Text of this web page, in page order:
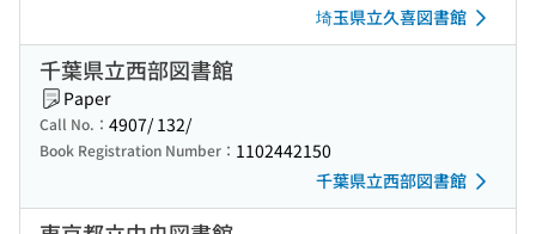
埼玉県立久喜図書館
千葉県立西部図書館
Paper
Call No.： 4907/ 132/
Book Registration Number： 1102442150
千葉県立西部図書館